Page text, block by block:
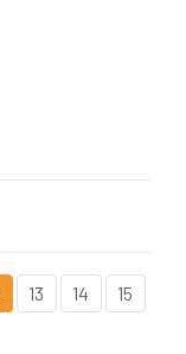
13 14 15